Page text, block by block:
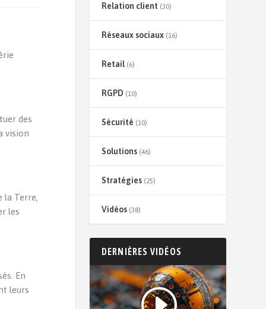
des
vision
la Terre,
les
En
leurs
Relation client(30)
Réseaux sociaux(16)
Retail(6)
RGPD (10)
Sécurité (10)
Solutions(46)
Stratégies(25)
Vidéos(38)
DERNIÈRES VIDÉOS